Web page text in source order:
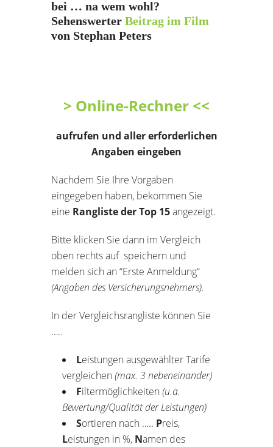
bei … na wem wohl?
Sehenswerter Beitrag im Film
von Stephan Peters
> Online-Rechner <<
aufrufen und aller erforderlichen
Angaben eingeben
Nachdem Sie Ihre Vorgaben
eingegeben haben, bekommen Sie
eine Rangliste der Top 15angezeigt.
Bitte klicken Sie dann im Vergleich
oben rechts auf speichern und
melden sich an “Erste Anmeldung“
(Angaben des Versicherungsnehmers).
In der Vergleichsrangliste können Sie
…..
Leistungen ausgewählter Tarife
vergleichen(max. 3 nebeneinander)
Filtermöglichkeiten(u.a.
Bewertung/Qualität der Leistungen)
Sortieren nach ….. Preis,
Leistungen in %, Namen des